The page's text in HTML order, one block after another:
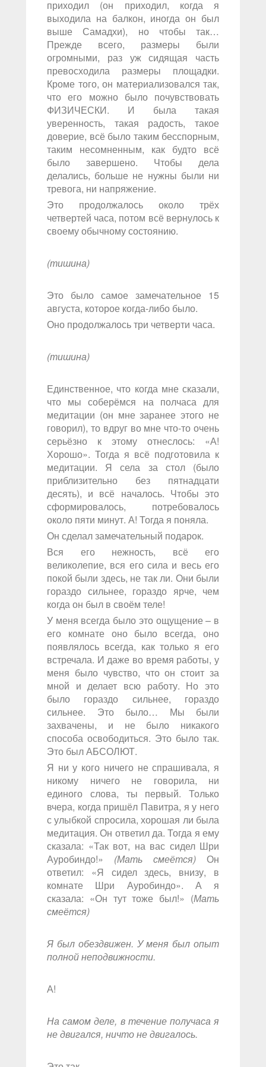
приходил (он приходил, когда я
выходила на балкон, иногда он был
выше Самадхи), но чтобы так…
Прежде всего, размеры были
огромными, раз уж сидящая часть
превосходила размеры площадки.
Кроме того, он материализовался так,
что его можно было почувствовать
ФИЗИЧЕСКИ. И была такая
уверенность, такая радость, такое
доверие, всё было таким бесспорным,
таким несомненным, как будто всё
было завершено. Чтобы дела
делались, больше не нужны были ни
тревога, ни напряжение.
Это продолжалось около трёх
четвертей часа, потом всё вернулось к
своему обычному состоянию.
(тишина)
Это было самое замечательное 15
августа, которое когда-либо было.
Оно продолжалось три четверти часа.
(тишина)
Единственное, что когда мне сказали,
что мы соберёмся на полчаса для
медитации (он мне заранее этого не
говорил), то вдруг во мне что-то очень
серьёзно к этому отнеслось: «А!
Хорошо». Тогда я всё подготовила к
медитации. Я села за стол (было
приблизительно без пятнадцати
десять), и всё началось. Чтобы это
сформировалось, потребовалось
около пяти минут. А! Тогда я поняла.
Он сделал замечательный подарок.
Вся его нежность, всё его
великолепие, вся его сила и весь его
покой были здесь, не так ли. Они были
гораздо сильнее, гораздо ярче, чем
когда он был в своём теле!
У меня всегда было это ощущение – в
его комнате оно было всегда, оно
появлялось всегда, как только я его
встречала. И даже во время работы, у
меня было чувство, что он стоит за
мной и делает всю работу. Но это
было гораздо сильнее, гораздо
сильнее. Это было… Мы были
захвачены, и не было никакого
способа освободиться. Это было так.
Это был АБСОЛЮТ.
Я ни у кого ничего не спрашивала, я
никому ничего не говорила, ни
единого слова, ты первый. Только
вчера, когда пришёл Павитра, я у него
с улыбкой спросила, хорошая ли была
медитация. Он ответил да. Тогда я ему
сказала: «Так вот, на вас сидел Шри
Ауробиндо!» (Мать смеётся) Он
ответил: «Я сидел здесь, внизу, в
комнате Шри Ауробиндо». А я
сказала: «Он тут тоже был!» (Мать
смеётся)
Я был обездвижен. У меня был опыт
полной неподвижности.
А!
На самом деле, в течение получаса я
не двигался, ничто не двигалось.